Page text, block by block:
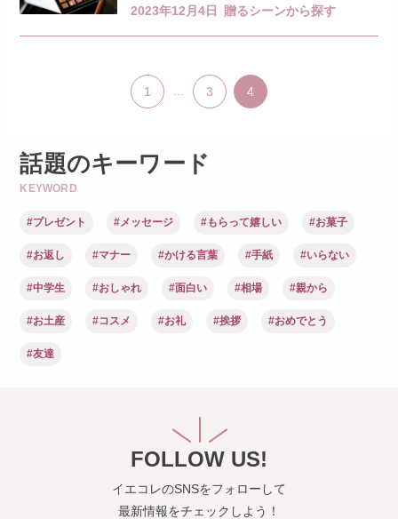
2023年12月4日 贈るシーンから探す
1 3 4
話題のキーワード
KEYWORD
#プレゼント #メッセージ #もらって嬉しい #お菓子
#お返し #マナー #かける言葉 #手紙 #いらない
#中学生 #おしゃれ #面白い #相場 #親から
#お土産 #コスメ #お礼 #挨拶 #おめでとう
#友達
FOLLOW US!
イエコレのSNSをフォローして
最新情報をチェックしよう！